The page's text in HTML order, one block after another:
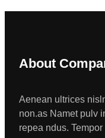
About
Aenean ultrices
non.as Namet pulv
repea ndus. Tempor